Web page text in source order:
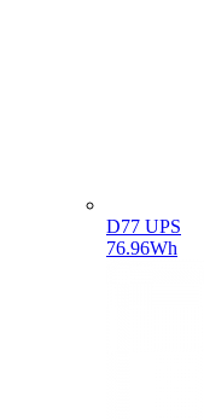
D77 UPS
76.96Wh